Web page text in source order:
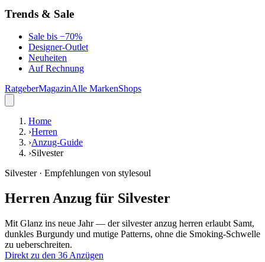
Trends & Sale
Sale bis −70%
Designer-Outlet
Neuheiten
Auf Rechnung
RatgeberMagazinAlle MarkenShops
Home
›Herren
›Anzug-Guide
›Silvester
Silvester · Empfehlungen von stylesoul
Herren Anzug für Silvester
Mit Glanz ins neue Jahr — der silvester anzug herren erlaubt Samt,
dunkles Burgundy und mutige Patterns, ohne die Smoking-Schwelle
zu ueberschreiten.
Direkt zu den 36 Anzügen